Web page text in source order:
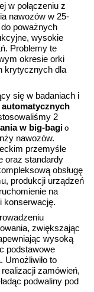
w połączeniu z
nawozów w 25-
do poważnych
wysokie
Problemy te
okresie orki
krytycznych dla
się w badaniach i
automatycznych
2
w big-bagi o
nawozów.
przemyśle
oraz standardy
obsługę
produkcji urządzeń
na
konserwację.
zwiększając
wysoką
podstawowe
Umożliwiło to
zamówień,
podwaliny pod